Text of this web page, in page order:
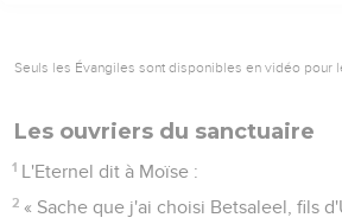
Seuls les Évangiles sont disponibles en vidéo pour
Les ouvriers du sanctuaire
1 L'Eternel dit à Moïse :
2 « Sache que j'ai choisi Betsaleel, fils